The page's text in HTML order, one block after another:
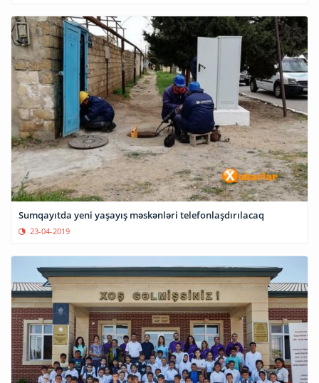
Sumqayıtda yeni yaşayış məskənləri telefonlaşdırılacaq
23-04-2019